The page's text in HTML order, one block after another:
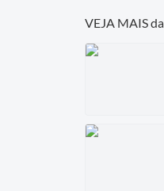
VEJA MAIS